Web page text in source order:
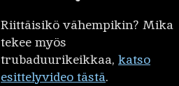
Riittäisikö vähempikin? Mika
tekee myös
trubaduurikeikkaa, katso
esittelyvideo tästä.